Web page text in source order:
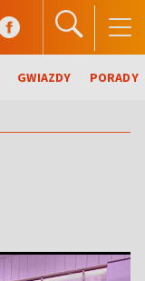
GWIAZDY PORADY